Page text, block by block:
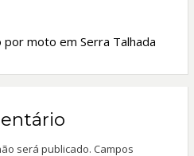
moto em Serra Talhada
será publicado. Campos